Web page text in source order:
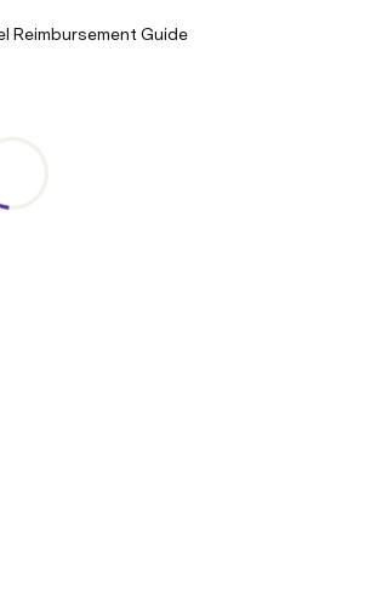
Reimbursement Guide